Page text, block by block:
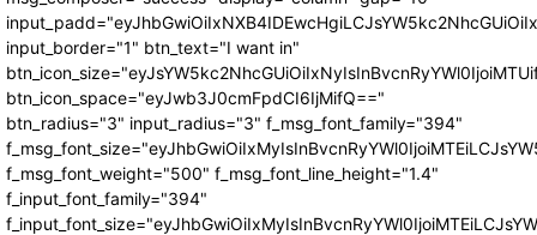
input_border="1" btn_text="I want in"
btn_icon_space="eyJwb3J0cmFpdCI6IjMifQ=="
btn_radius="3" input_radius="3" f_msg_font_family="394"
f_msg_font_weight="500" f_msg_font_line_height="1.4"
f_input_font_family="394"